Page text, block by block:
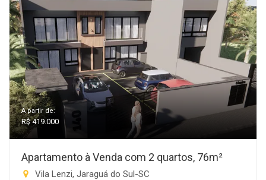
A partir de:
R$ 419.000
Apartamento à Venda com 2 quartos, 76m²
Vila Lenzi, Jaraguá do Sul-SC